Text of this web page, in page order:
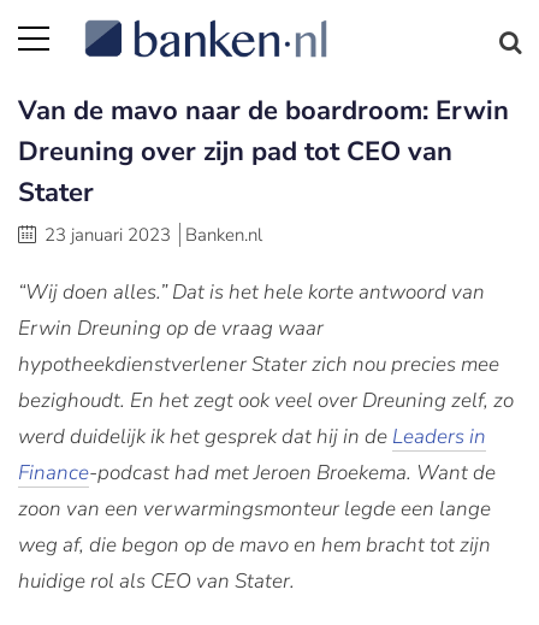
Van de mavo naar de boardroom: Erwin
Dreuning over zijn pad tot CEO van
Stater
23 januari 2023 Banken.nl
“Wij doen alles.” Dat is het hele korte antwoord van
Erwin Dreuning op de vraag waar
hypotheekdienstverlener Stater zich nou precies mee
bezighoudt. En het zegt ook veel over Dreuning zelf, zo
werd duidelijk ik het gesprek dat hij in de Leaders in
Finance-podcast had met Jeroen Broekema. Want de
zoon van een verwarmingsmonteur legde een lange
weg af, die begon op de mavo en hem bracht tot zijn
huidige rol als CEO van Stater.